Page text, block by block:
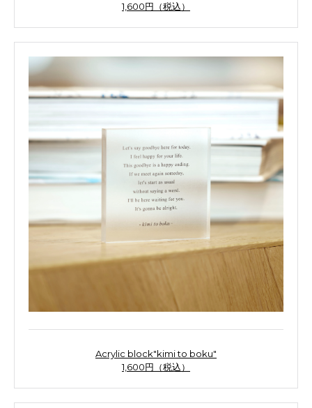
1,600円（税込）
Acrylic block"kimi to boku"
1,600円（税込）